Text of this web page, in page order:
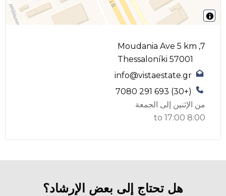
7, Moudania Ave 5 km
Thessaloníki 57001
info@vistaestate.gr
(+30) 693 291 7080
من الإثنين إلى الجمعة
8:00 to 17:00
هل تحتاج إلى بعض الإرشاد؟